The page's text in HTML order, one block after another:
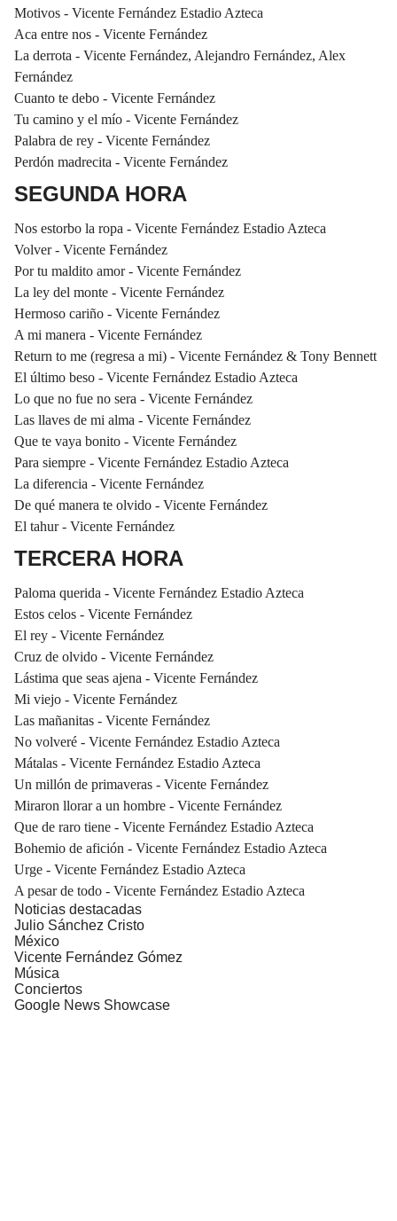
Motivos - Vicente Fernández Estadio Azteca
Aca entre nos - Vicente Fernández
La derrota - Vicente Fernández, Alejandro Fernández, Alex
Fernández
Cuanto te debo - Vicente Fernández
Tu camino y el mío - Vicente Fernández
Palabra de rey - Vicente Fernández
Perdón madrecita - Vicente Fernández
SEGUNDA HORA
Nos estorbo la ropa - Vicente Fernández Estadio Azteca
Volver - Vicente Fernández
Por tu maldito amor - Vicente Fernández
La ley del monte - Vicente Fernández
Hermoso cariño - Vicente Fernández
A mi manera - Vicente Fernández
Return to me (regresa a mi) - Vicente Fernández & Tony Bennett
El último beso - Vicente Fernández Estadio Azteca
Lo que no fue no sera - Vicente Fernández
Las llaves de mi alma - Vicente Fernández
Que te vaya bonito - Vicente Fernández
Para siempre - Vicente Fernández Estadio Azteca
La diferencia - Vicente Fernández
De qué manera te olvido - Vicente Fernández
El tahur - Vicente Fernández
TERCERA HORA
Paloma querida - Vicente Fernández Estadio Azteca
Estos celos - Vicente Fernández
El rey - Vicente Fernández
Cruz de olvido - Vicente Fernández
Lástima que seas ajena - Vicente Fernández
Mi viejo - Vicente Fernández
Las mañanitas - Vicente Fernández
No volveré - Vicente Fernández Estadio Azteca
Mátalas - Vicente Fernández Estadio Azteca
Un millón de primaveras - Vicente Fernández
Miraron llorar a un hombre - Vicente Fernández
Que de raro tiene - Vicente Fernández Estadio Azteca
Bohemio de afición - Vicente Fernández Estadio Azteca
Urge - Vicente Fernández Estadio Azteca
A pesar de todo - Vicente Fernández Estadio Azteca
Noticias destacadas
Julio Sánchez Cristo
México
Vicente Fernández Gómez
Música
Conciertos
Google News Showcase